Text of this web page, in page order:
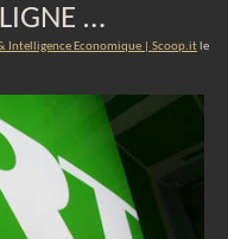
…
Intelligence Economique | Scoop.it le